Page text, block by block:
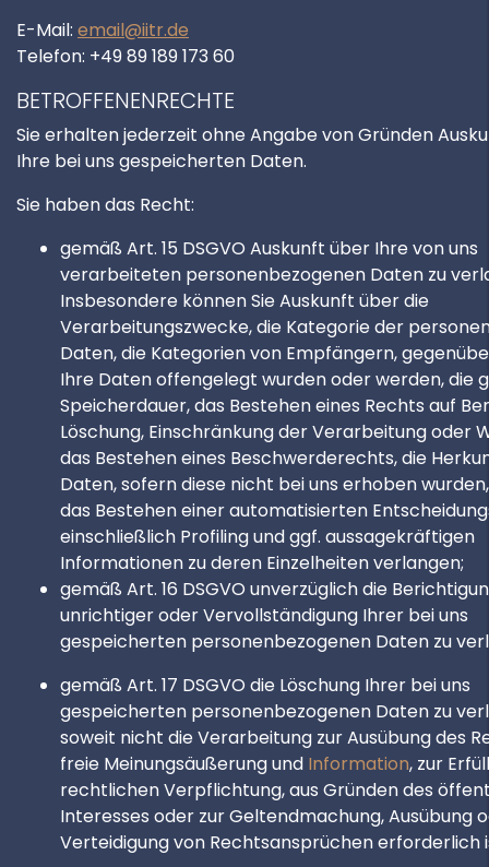
E-Mail: email@iitr.de
Telefon: +49 89 189 173 60
BETROFFENENRECHTE
Sie erhalten jederzeit ohne Angabe von Gründen
Ihre bei uns gespeicherten Daten.
Sie haben das Recht:
gemäß Art. 15 DSGVO Auskunft über Ihre von uns
verarbeiteten personenbezogenen Daten zu
Insbesondere können Sie Auskunft über die
Verarbeitungszwecke, die Kategorie der
Daten, die Kategorien von Empfängern,
Ihre Daten offengelegt wurden oder werden, die
Speicherdauer, das Bestehen eines Rechts auf
Löschung, Einschränkung der Verarbeitung oder
das Bestehen eines Beschwerderechts, die
Daten, sofern diese nicht bei uns erhoben
das Bestehen einer automatisierten
einschließlich Profiling und ggf. aussagekräftigen
Informationen zu deren Einzelheiten verlangen;
gemäß Art. 16 DSGVO unverzüglich die
unrichtiger oder Vervollständigung Ihrer bei uns
gespeicherten personenbezogenen Daten zu
gemäß Art. 17 DSGVO die Löschung Ihrer bei uns
gespeicherten personenbezogenen Daten zu
soweit nicht die Verarbeitung zur Ausübung des
freie Meinungsäußerung und Information, zur
rechtlichen Verpflichtung, aus Gründen des
Interesses oder zur Geltendmachung, Ausübung
Verteidigung von Rechtsansprüchen erforderlich